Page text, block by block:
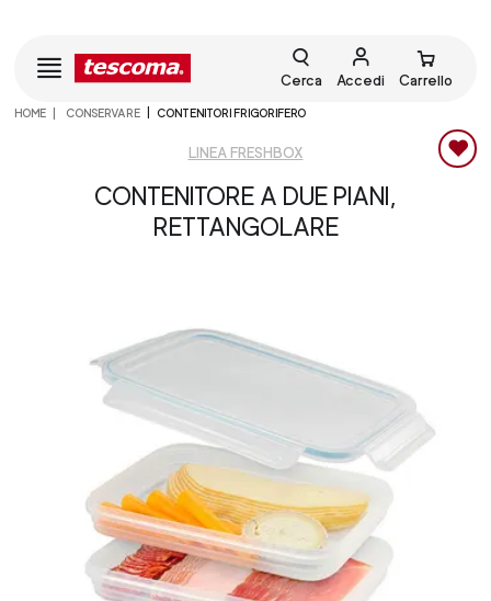
Cerca Accedi Carrello
HOME CONSERVARE CONTENITORI FRIGORIFERO
LINEA FRESHBOX
CONTENITORE A DUE PIANI,
RETTANGOLARE